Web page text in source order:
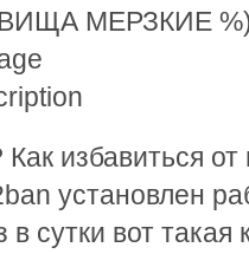
МЕРЗКИЕ
избавиться
установлен
в сутки вот